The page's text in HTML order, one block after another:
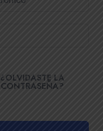
¿OLVIDASTE LA
CONTRASEÑA?